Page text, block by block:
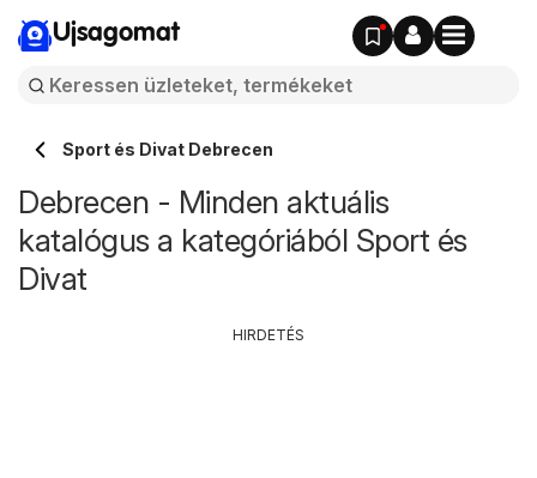
Ujsagomat
Sport és Divat Debrecen
Debrecen - Minden aktuális
katalógus a kategóriából Sport és
Divat
HIRDETÉS